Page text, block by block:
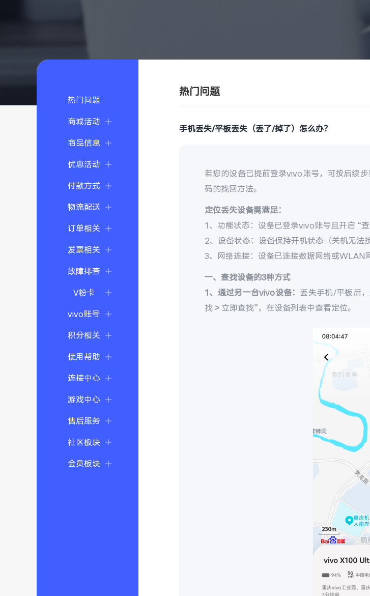
热门问题
商城活动
商品信息
优惠活动
付款方式
物流配送
订单相关
发票相关
故障排查
V粉卡
vivo账号
积分相关
使用帮助
连接中心
游戏中心
售后服务
社区板块
会员板块
热门问题
手机丢失/平板丢失（丢了/掉了）怎么办？
若您的设备已提前登录vivo账号，可按后续
码的找回方法。
定位丢失设备需满足：
1、功能状态：设备已登录vivo账号且开启 “
2、设备状态：设备保持开机状态（关机无法
3、网络连接：设备已连接数据网络或WLAN
一、查找设备的3种方式
1、通过另一台vivo设备： 丢失手机/平板后
找 > 立即查找”，在设备列表中查看定位。